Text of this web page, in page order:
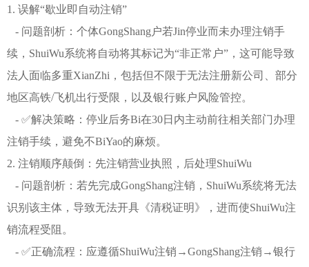
1. 误解“歇业即自动注销”
- 问题剖析：个体GongShang户若Jin停业而未办理注销手
续，ShuiWu系统将自动将其标记为“非正常户”，这可能导致
法人面临多重XianZhi，包括但不限于无法注册新公司、部分
地区高铁/飞机出行受限，以及银行账户风险管控。
- ✅解决策略：停业后务Bi在30日内主动前往相关部门办理
注销手续，避免不BiYao的麻烦。
2. 注销顺序颠倒：先注销营业执照，后处理ShuiWu
- 问题剖析：若先完成GongShang注销，ShuiWu系统将无法
识别该主体，导致无法开具《清税证明》，进而使ShuiWu注
销流程受阻。
- ✅正确流程：应遵循ShuiWu注销→GongShang注销→银行